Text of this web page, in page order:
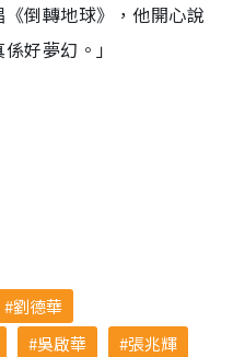
倒轉地球》，他開心說
好夢幻。」
劉德華
吳啟華
張兆輝